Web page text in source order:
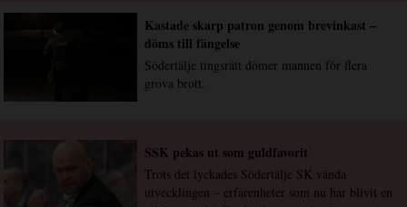
Kastade skarp patron genom brevinkast –
döms till fängelse
Södertälje tingsrätt dömer mannen för flera
grova brott.
SSK pekas ut som guldfavorit
Trots det lyckades Södertälje SK vända
utvecklingen – erfarenheter som nu har blivit en